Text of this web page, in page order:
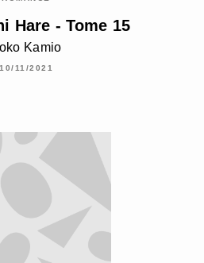
Hare - Tome 15
Kamio
10/11/2021